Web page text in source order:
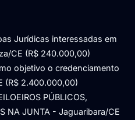
Jurídicas interessadas em
CE (R$ 240.000,00)
objetivo o credenciamento
(R$ 2.400.000,00)
PÚBLICOS,
NA JUNTA - Jaguaribara/CE